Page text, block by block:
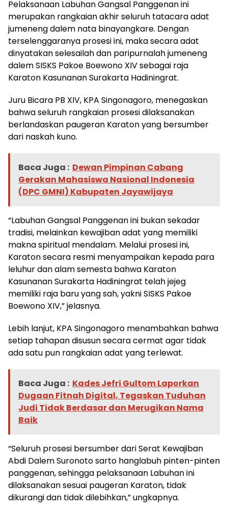
Pelaksanaan Labuhan Gangsal Panggenan ini
merupakan rangkaian akhir seluruh tatacara adat
jumeneng dalem nata binayangkare. Dengan
terselenggaranya prosesi ini, maka secara adat
dinyatakan selesailah dan paripurnalah jumeneng
dalem SISKS Pakoe Boewono XIV sebagai raja
Karaton Kasunanan Surakarta Hadiningrat.
Juru Bicara PB XIV, KPA Singonagoro, menegaskan
bahwa seluruh rangkaian prosesi dilaksanakan
berlandaskan paugeran Karaton yang bersumber
dari naskah kuno.
Baca Juga : Dewan Pimpinan Cabang
Gerakan Mahasiswa Nasional Indonesia
(DPC GMNI) Kabupaten Jayawijaya
“Labuhan Gangsal Panggenan ini bukan sekadar
tradisi, melainkan kewajiban adat yang memiliki
makna spiritual mendalam. Melalui prosesi ini,
Karaton secara resmi menyampaikan kepada para
leluhur dan alam semesta bahwa Karaton
Kasunanan Surakarta Hadiningrat telah jejeg
memiliki raja baru yang sah, yakni SISKS Pakoe
Boewono XIV,” jelasnya.
Lebih lanjut, KPA Singonagoro menambahkan bahwa
setiap tahapan disusun secara cermat agar tidak
ada satu pun rangkaian adat yang terlewat.
Baca Juga : Kades Jefri Gultom Laporkan
Dugaan Fitnah Digital, Tegaskan Tuduhan
Judi Tidak Berdasar dan Merugikan Nama
Baik
“Seluruh prosesi bersumber dari Serat Kewajiban
Abdi Dalem Suronoto sarto hanglabuh pinten-pinten
panggenan, sehingga pelaksanaan Labuhan ini
dilaksanakan sesuai paugeran Karaton, tidak
dikurangi dan tidak dilebihkan,” ungkapnya.